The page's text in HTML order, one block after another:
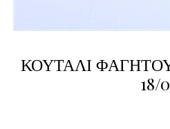
ΚΟΥΤΑΛΙ ΦΑΓΗΤΟΥ
18/0